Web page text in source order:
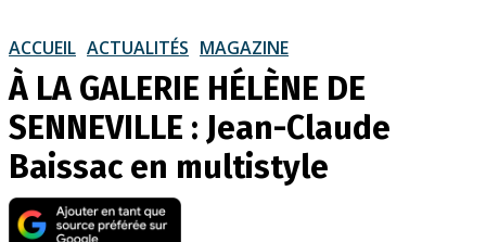
ACCUEIL ACTUALITÉS MAGAZINE
À LA GALERIE HÉLÈNE DE
SENNEVILLE : Jean-Claude
Baissac en multistyle